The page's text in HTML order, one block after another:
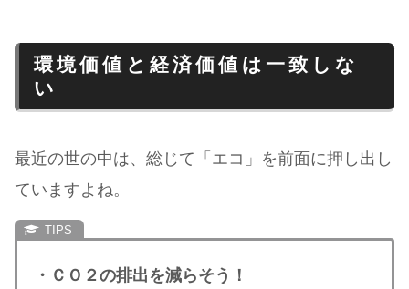
環境価値と経済価値は一致しな
い
最近の世の中は、総じて「エコ」を前面に押し出し
ていますよね。
・ＣＯ２の排出を減らそう！